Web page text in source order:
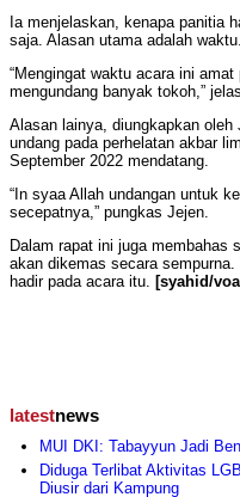
Ia menjelaskan, kenapa panitia
saja. Alasan utama adalah waktu.
“Mengingat waktu acara ini
mengundang banyak tokoh,”
Alasan lainya, diungkapkan
undang pada perhelatan akbar
September 2022 mendatang.
“In syaa Allah undangan untuk
secepatnya,” pungkas Jejen.
Dalam rapat ini juga membahas
akan dikemas secara
hadir pada acara itu. [syahid/
latestnews
MUI DKI: Tabayyun Jadi
Diduga Terlibat Aktivitas
Diusir dari Kampung